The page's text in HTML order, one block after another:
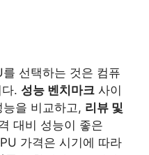
선택하는 것은 컴퓨
. 성능 벤치마크 사이
을 비교하고, 리뷰 및
대비 성능이 좋은
가격은 시기에 따라